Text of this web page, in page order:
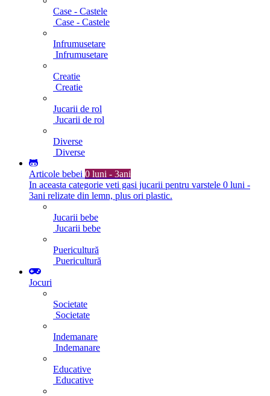
Case - Castele
Case - Castele
Infrumusetare
Infrumusetare
Creatie
Creatie
Jucarii de rol
Jucarii de rol
Diverse
Diverse
Articole bebei 0 luni - 3ani
In aceasta categorie veti gasi jucarii pentru varstele 0 luni -
3ani relizate din lemn, plus ori plastic.
Jucarii bebe
Jucarii bebe
Puericultură
Puericultură
Jocuri
Societate
Societate
Indemanare
Indemanare
Educative
Educative